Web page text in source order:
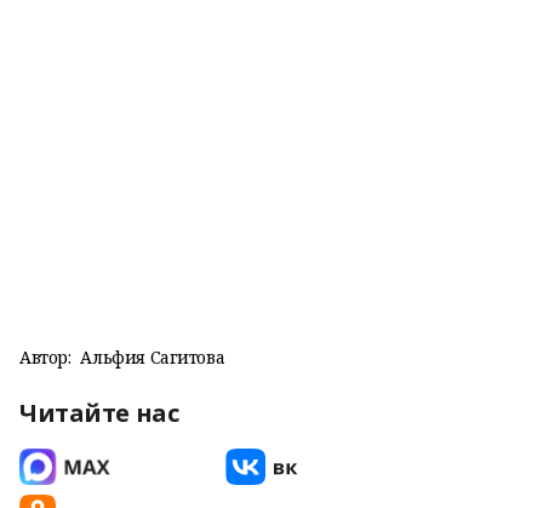
Автор: Альфия Сагитова
Читайте нас